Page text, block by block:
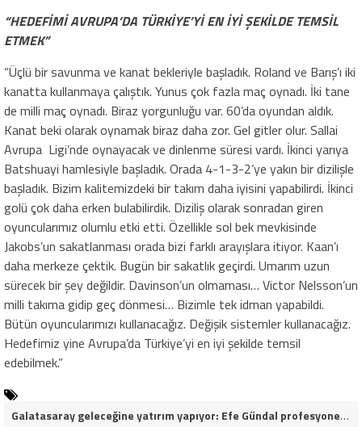
“HEDEFİMİ AVRUPA’DA TÜRKİYE’Yİ EN İYİ ŞEKİLDE TEMSİL
ETMEK”
“Üçlü bir savunma ve kanat bekleriyle başladık. Roland ve Barış’ı iki
kanatta kullanmaya çalıştık. Yunus çok fazla maç oynadı. İki tane
de milli maç oynadı. Biraz yorgunluğu var. 60’da oyundan aldık.
Kanat beki olarak oynamak biraz daha zor. Gel gitler olur. Sallai
Avrupa Ligi’nde oynayacak ve dinlenme süresi vardı. İkinci yarıya
Batshuayi hamlesiyle başladık. Orada 4-1-3-2’ye yakın bir dizilişle
başladık. Bizim kalitemizdeki bir takım daha iyisini yapabilirdi. İkinci
golü çok daha erken bulabilirdik. Diziliş olarak sonradan giren
oyuncularımız olumlu etki etti. Özellikle sol bek mevkisinde
Jakobs’un sakatlanması orada bizi farklı arayışlara itiyor. Kaan’ı
daha merkeze çektik. Bugün bir sakatlık geçirdi. Umarım uzun
sürecek bir şey değildir. Davinson’un olmaması… Victor Nelsson’un
milli takıma gidip geç dönmesi… Bizimle tek idman yapabildi.
Bütün oyuncularımızı kullanacağız. Değişik sistemler kullanacağız.
Hedefimiz yine Avrupa’da Türkiye’yi en iyi şekilde temsil
edebilmek.”
Galatasaray geleceğine yatırım yapıyor: Efe Gündal profesyonel sözleşmeye çok yakın